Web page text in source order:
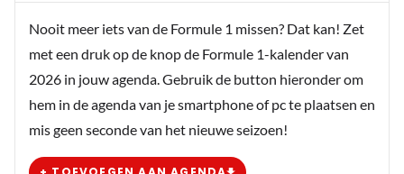
Nooit meer iets van de Formule 1 missen? Dat kan! Zet
met een druk op de knop de Formule 1-kalender van
2026 in jouw agenda. Gebruik de button hieronder om
hem in de agenda van je smartphone of pc te plaatsen en
mis geen seconde van het nieuwe seizoen!